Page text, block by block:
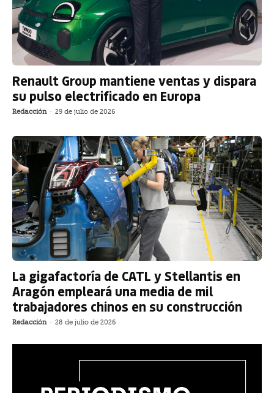
Renault Group mantiene ventas y dispara
su pulso electrificado en Europa
Redacción - 29 de julio de 2026
La gigafactoría de CATL y Stellantis en
Aragón empleará una media de mil
trabajadores chinos en su construcción
Redacción - 28 de julio de 2026